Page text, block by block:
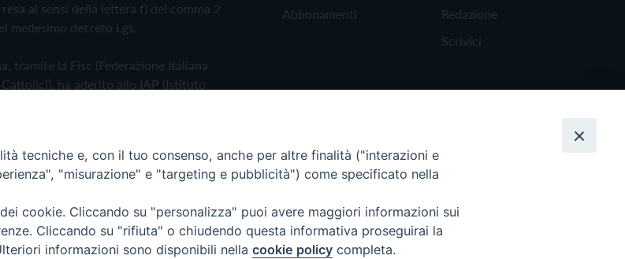
ai sensi della lettera f) del comma 2
medesimo decreto Lgs.
tramite la Fisc (Federazione Italiana
ha aderito allo IAP (Istituto
Cookie Policy
Abbonamenti
Redazione
Scrivici
tecniche e, con il tuo consenso, anche per altre finalità ("interazioni e
"misurazione" e "targeting e pubblicità") come specificato nella
cookie. Cliccando su "personalizza" puoi avere maggiori informazioni sui
Cliccando su "rifiuta" o chiudendo questa informativa proseguirai la
informazioni sono disponibili nella cookie policy completa.